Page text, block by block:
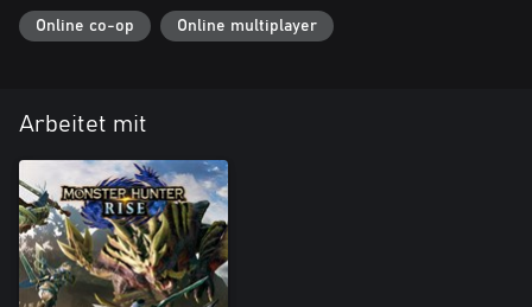
Online co-op Online multiplayer
Arbeitet mit